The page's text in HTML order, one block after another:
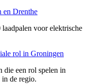
en Drenthe
voor elektrische
rol in Groningen
die een rol spelen in
de regio.